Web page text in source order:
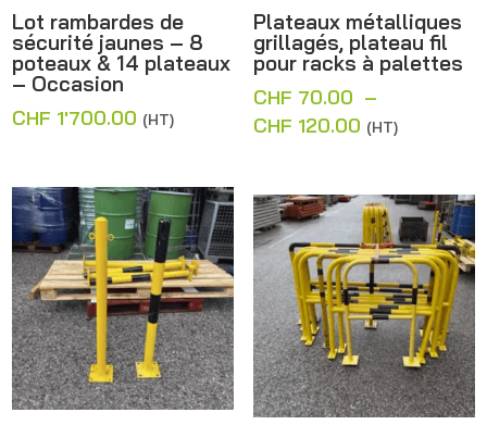
Lot rambardes de
sécurité jaunes – 8
poteaux & 14 plateaux
– Occasion
CHF 1'700.00 (HT)
Plateaux métalliques
grillagés, plateau fil
pour racks à palettes
CHF 70.00 –
CHF 120.00Plage
CHF 70.00
à
CHF 120.00
(HT)